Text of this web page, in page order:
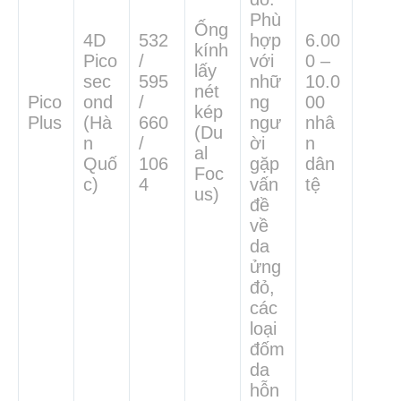
Pico
Plus
4D
Pico
sec
ond
(Hà
n
Quố
c)
532
/
595
/
660
/
106
4
Ống
kính
lấy
nét
kép
(Du
al
Foc
us)
Phù
hợp
với
nhữ
ng
ngư
ời
gặp
vấn
đề
về
da
ửng
đỏ,
các
loại
đốm
da
hỗn
6.00
0 –
10.0
00
nhâ
n
dân
tệ